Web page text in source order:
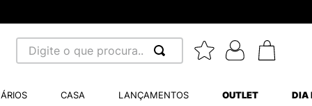
Digite o que procura...
CASA LANÇAMENTOS OUTLET DIA
BALANCE 530